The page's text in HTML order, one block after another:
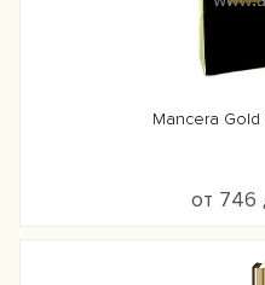
Mancera
от 746